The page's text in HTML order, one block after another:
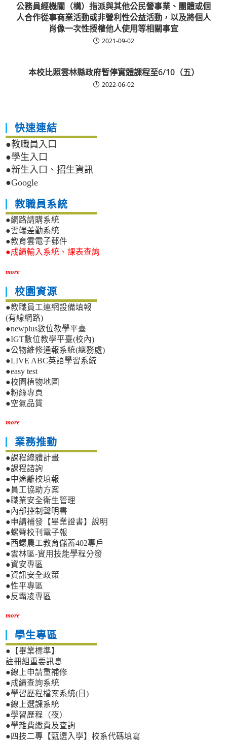
公務員經機關（構）指派與其他公民營事業、團體或個
人合作從事商業活動或非營利性公益活動，以及將個人
肖像一次性授權他人使用等相關事宜
2021-09-02
本校比照雲林縣政府暫停實體課程至6/10（五）
2022-06-02
快速連結
●教職員入口
●學生入口
●新生入口、招生資訊
●Google
教職員系統
●網路請購系統
●雲端差勤系統
●教育雲電子郵件
●成績輸入系統、課表查詢
more
校園資源
●教職員工連網設備填報
(有線網路)
●newplus數位教學平臺
●IGT數位教學平臺(校內)
●公物維修通報系統(總務處)
●LIVE ABC英語學習系統
●easy test
●校園植物地圖
●粉絲專頁
●空氣品質
more
業務推動
●課程總體計畫
●課程諮詢
●中途離校填報
●員工協助方案
●職業安全衛生管理
●內部控制聲明書
●申請補發【畢業證書】說明
●螺聲校刊電子報
●西螺農工教育儲蓄402專戶
●雲林區-實用技能學程分發
●資安專區
●資訊安全政策
●性平專區
●反霸凌專區
more
學生專區
●【畢業標準】
註冊組重要訊息
●線上申請重補修
●成績查詢系統
●學習歷程檔案系統(日)
●線上選課系統
●學習歷程（夜）
●學雜費繳費及查詢
●四技二專【甄選入學】校系代碼填寫